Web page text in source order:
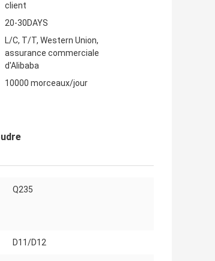
client
20-30DAYS
L/C, T/T, Western Union,
assurance commerciale
d'Alibaba
10000 morceaux/jour
Q235
D11/D12